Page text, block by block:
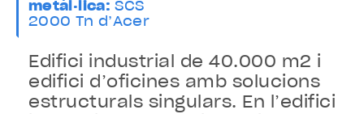
metàl·lica: SCS
2000 Tn d’Acer
Edifici industrial de 40.000 m2 i
edifici d’oficines amb solucions
estructurals singulars. En l’edifici